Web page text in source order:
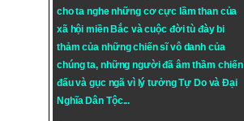
cho ta nghe những cơ cực lầm than của
xã hội miền Bắc và cuộc đời tù đày bi
thảm của những chiến sĩ vô danh của
chúng ta, những người đã âm thầm chiến
đấu và gục ngã vì lý tưởngTự DovàĐại
Nghĩa Dân Tộc...